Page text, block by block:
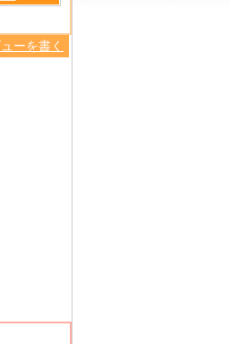
へ登録
ーを書く